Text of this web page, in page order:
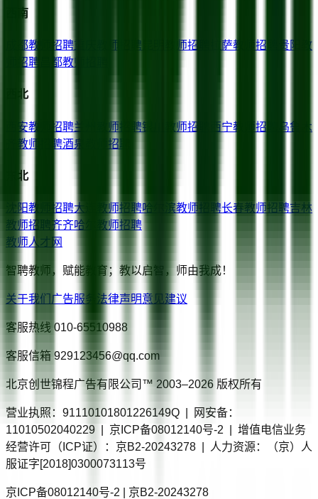
西南
成都教师招聘重庆 教师招聘 教师招聘 拉萨教师招聘 贵阳
教
师招聘
昌都教师招聘
西北
西安教师招聘兰州 教师招聘银川 教师招聘 西宁教师招聘
乌鲁木
教师招聘酒泉 教师招聘
东北
沈阳教师招聘大连 教师招聘哈尔滨教师招聘长春教师招聘吉林
教师招聘
齐齐哈尔
教师招聘
教师人才网
智聘教师，赋能教育；教以启智，师由我成！
关于我们 广告服务 法律声明意见建议
客服热线 010-65510988
客服信箱 929123456@qq.com
北京创世锦程广告有限公司™ 2003–2026 版权所有
营业执照：91110101801226149Q | 网安备：
11010502040229 | 京ICP备08012140号-2 | 增值电信业务
经营许可（ICP证）：京B2-20243278 | 人力资源：（京）人
服证字[2018]0300073113号
京ICP备08012140号-2 | 京B2-20243278